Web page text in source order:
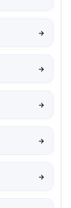
→
→
→
→
→